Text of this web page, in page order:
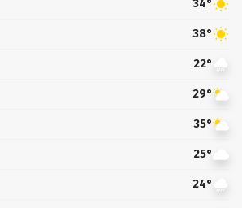
34°
38°
22°
29°
35°
25°
24°